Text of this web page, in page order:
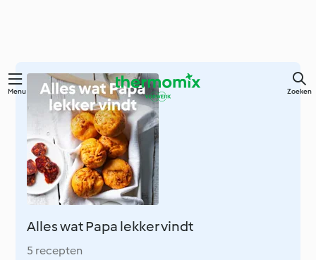
Overslaan
hoofdinhoud
Menu Zoeken
Alles wat Papa lekker vindt
5 recepten